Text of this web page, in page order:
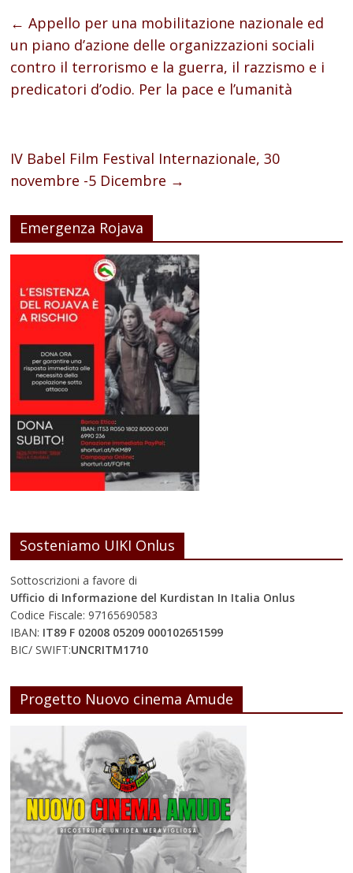
← Appello per una mobilitazione nazionale ed
un piano d’azione delle organizzazioni sociali
contro il terrorismo e la guerra, il razzismo e i
predicatori d’odio. Per la pace e l’umanità
IV Babel Film Festival Internazionale, 30
novembre -5 Dicembre →
Emergenza Rojava
Sosteniamo UIKI Onlus
Sottoscrizioni a favore di
Ufficio di Informazione del Kurdistan In Italia Onlus
Codice Fiscale: 97165690583
IBAN: IT89 F 02008 05209 000102651599
BIC/ SWIFT:UNCRITM1710
Progetto Nuovo cinema Amude